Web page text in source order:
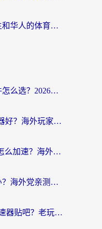
海外如何看中超？留学生和华人的体育赛事观看终极指南（附欧洲杯奥运会观看技巧）
国外玩第九大陆加速软件怎么选？2026终极指南帮你告别延迟卡顿
国外玩BanG用什么加速器好？海外玩家亲测的国服游戏加速终极方案
哈利波特·魔法觉醒太卡怎么加速？海外党亲测有效的国服游戏加速指南
美国玩剑与远征卡怎么办？海外党亲测有效的国服游戏加速指南
海外玩龙之谷2用什么加速器贴吧？老玩家实测推荐，附新加坡猎魂觉醒国外剑与远征加速攻略